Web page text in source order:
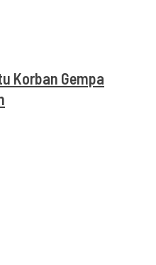
Korban Gempa